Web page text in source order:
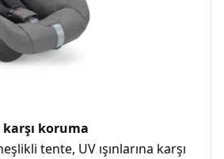
karşı koruma
tente, UV ışınlarına karşı